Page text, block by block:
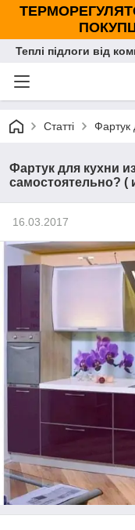
Теплі підлоги від
Статті Фартук
Фартук для кухни
самостоятельно? (
16.03.2017